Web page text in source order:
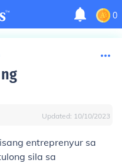
0
Updated: 10/10/2023
entreprenyur sa
sila sa